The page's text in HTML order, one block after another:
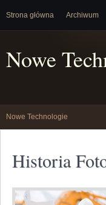
Strona główna Archiwum
Nowe
Nowe Technologie
Historia